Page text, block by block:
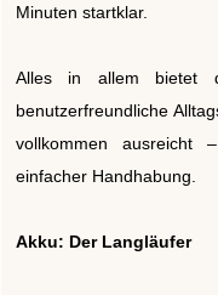
Minuten startklar.
Alles in allem bietet
benutzerfreundliche
vollkommen ausreicht
einfacher Handhabung.
Akku: Der Langläufer